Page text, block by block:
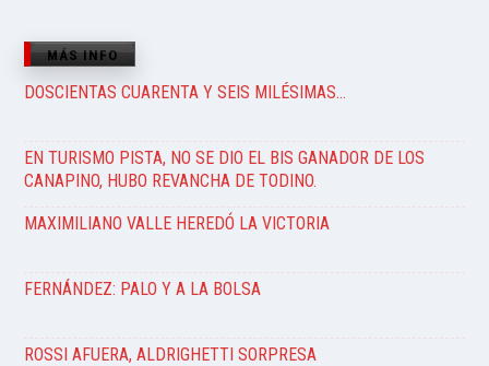
MÁS INFO
DOSCIENTAS CUARENTA Y SEIS MILÉSIMAS…
EN TURISMO PISTA, NO SE DIO EL BIS GANADOR DE LOS
CANAPINO, HUBO REVANCHA DE TODINO.
MAXIMILIANO VALLE HEREDÓ LA VICTORIA
FERNÁNDEZ: PALO Y A LA BOLSA
ROSSI AFUERA, ALDRIGHETTI SORPRESA